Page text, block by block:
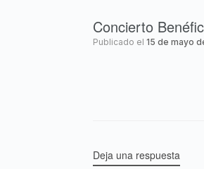
Concierto
Publicado el 15 de mayo
Deja una respuesta